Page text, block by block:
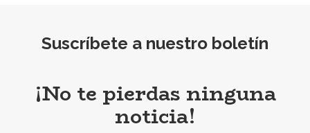
Suscríbete a nuestro boletín
¡No te pierdas ninguna
noticia!